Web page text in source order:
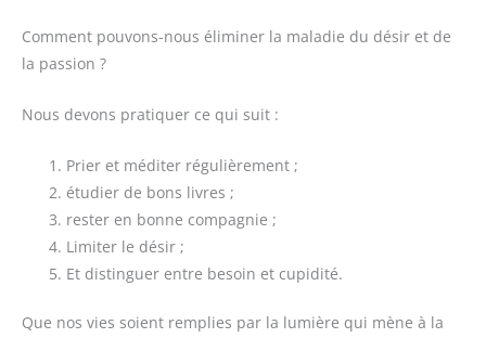
Comment pouvons-nous éliminer la maladie du désir et de
la passion ?
Nous devons pratiquer ce qui suit :
Prier et méditer régulièrement ;
étudier de bons livres ;
rester en bonne compagnie ;
Limiter le désir ;
Et distinguer entre besoin et cupidité.
Que nos vies soient remplies par la lumière qui mène à la